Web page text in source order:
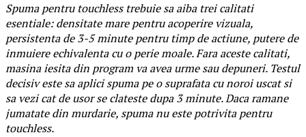
Spuma pentru touchless trebuie sa aiba trei calitati
esentiale: densitate mare pentru acoperire vizuala,
persistenta de 3-5 minute pentru timp de actiune, putere de
inmuiere echivalenta cu o perie moale. Fara aceste calitati,
masina iesita din program va avea urme sau depuneri. Testul
decisiv este sa aplici spuma pe o suprafata cu noroi uscat si
sa vezi cat de usor se clateste dupa 3 minute. Daca ramane
jumatate din murdarie, spuma nu este potrivita pentru
touchless.